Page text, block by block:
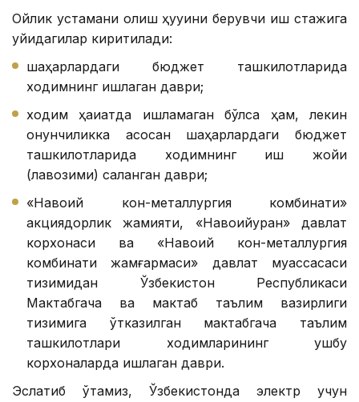
Ойлик устамани олиш ҳуқуқини берувчи иш стажига
қуйидагилар киритилади:
шаҳарлардаги бюджет ташкилотларида
ходимнинг ишлаган даври;
ходим ҳақиқатда ишламаган бўлса ҳам, лекин
қонунчиликка асосан шаҳарлардаги бюджет
ташкилотларида ходимнинг иш жойи
(лавозими) сақланган даври;
«Навоий кон-металлургия комбинати»
акциядорлик жамияти, «Навоийуран» давлат
корхонаси ва «Навоий кон-металлургия
комбинати жамғармаси» давлат муассасаси
тизимидан Ўзбекистон Республикаси
Мактабгача ва мактаб таълим вазирлиги
тизимига ўтказилган мактабгача таълим
ташкилотлари ходимларининг ушбу
корхоналарда ишлаган даври.
Эслатиб ўтамиз, Ўзбекистонда электр учун